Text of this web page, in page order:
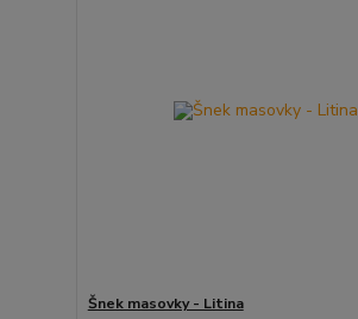
Šnek masovky - Litina